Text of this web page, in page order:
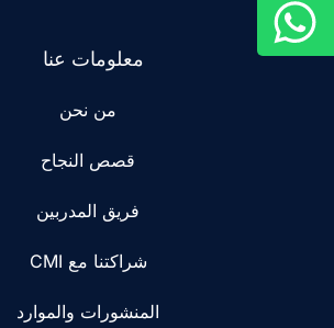
معلومات عنا
من نحن
قصص النجاح
فريق المدربين
شراكتنا مع CMI
المنشورات والموارد